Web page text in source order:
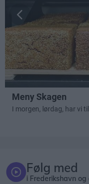
Følg med
i Frederikshavn og